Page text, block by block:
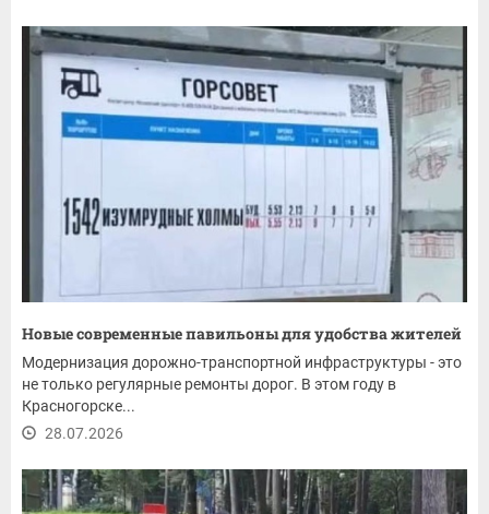
Новые современные павильоны для удобства жителей
Модернизация дорожно-транспортной инфраструктуры - это
не только регулярные ремонты дорог. В этом году в
Красногорске...
28.07.2026